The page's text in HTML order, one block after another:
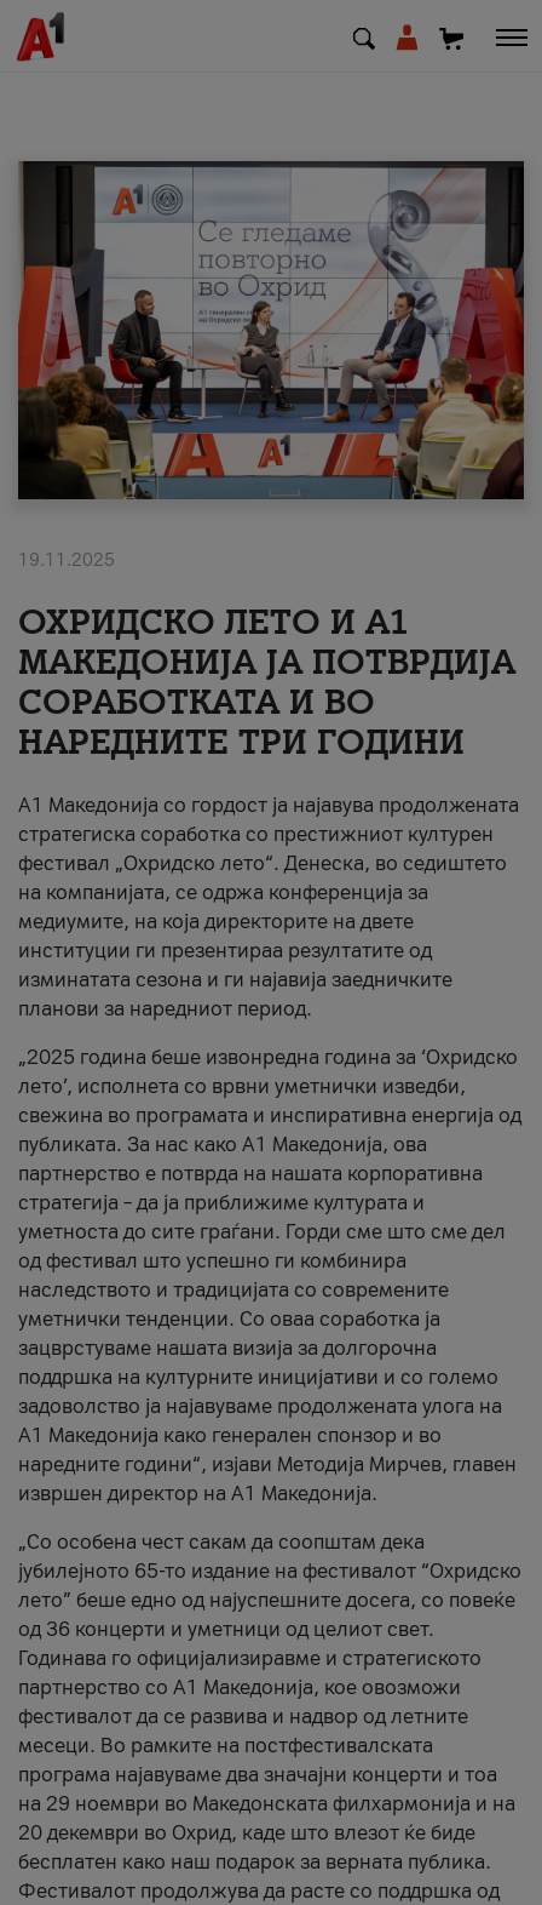
МК SQ
Приватни Деловни
Поддршка
Надополни кредит
#ПодобарОнлајн
19.11.2025
ОХРИДСКО ЛЕТО И A1
МАКЕДОНИЈА ЈА ПОТВРДИЈА
СОРАБОТКАТА И ВО
НАРЕДНИТЕ ТРИ ГОДИНИ
A1 Македонија со гордост ја најавува продолжената
стратегиска соработка со престижниот културен
фестивал „Охридско лето“. Денеска, во седиштето
на компанијата, се одржа конференција за
медиумите, на која директорите на двете
институции ги презентираа резултатите од
изминатата сезона и ги најавија заедничките
планови за наредниот период.
„2025 година беше извонредна година за ‘Охридско
лето’, исполнета со врвни уметнички изведби,
свежина во програмата и инспиративна енергија од
публиката. За нас како A1 Македонија, ова
партнерство е потврда на нашата корпоративна
стратегија – да ја приближиме културата и
уметноста до сите граѓани. Горди сме што сме дел
од фестивал што успешно ги комбинира
наследството и традицијата со современите
уметнички тенденции. Со оваа соработка ја
зацврстуваме нашата визија за долгорочна
поддршка на културните иницијативи и со големо
задоволство ја најавуваме продолжената улога на
A1 Македонија како генерален спонзор и во
наредните години“, изјави Методија Мирчев, главен
извршен директор на A1 Македонија.
„Со особена чест сакам да соопштам дека
јубилејното 65-то издание на фестивалот “Охридско
лето” беше едно од најуспешните досега, со повеќе
од 36 концерти и уметници од целиот свет.
Годинава го официјализиравме и стратегиското
партнерство со А1 Македонија, кое овозможи
фестивалот да се развива и надвор од летните
месеци. Во рамките на постфестивалската
програма најавуваме два значајни концерти и тоа
на 29 ноември во Македонската филхармонија и на
20 декември во Охрид, каде што влезот ќе биде
бесплатен како наш подарок за верната публика.
Фестивалот продолжува да расте со поддршка од